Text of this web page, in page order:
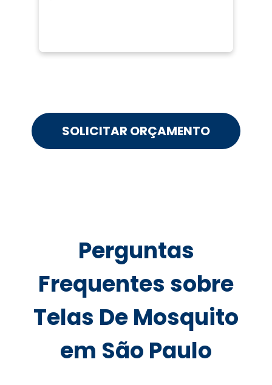
SOLICITAR ORÇAMENTO
Perguntas
Frequentes sobre
Telas De Mosquito
em São Paulo